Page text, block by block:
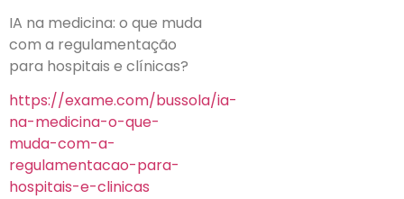
IA na medicina: o que muda
com a regulamentação
para hospitais e clínicas?
https://exame.com/bussola/ia-
na-medicina-o-que-
muda-com-a-
regulamentacao-para-
hospitais-e-clinicas